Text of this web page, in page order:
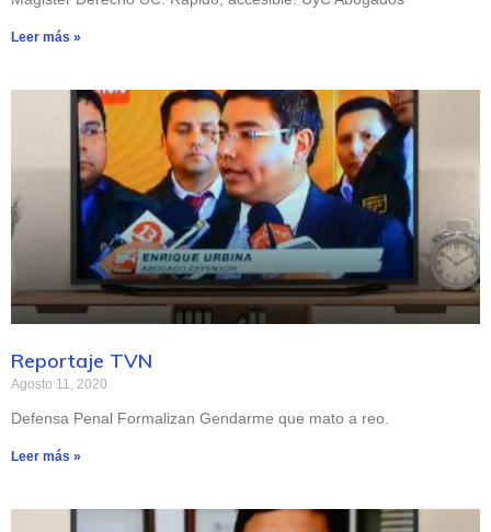
Leer más »
Reportaje TVN
Agosto 11, 2020
Defensa Penal Formalizan Gendarme que mato a reo.
Leer más »